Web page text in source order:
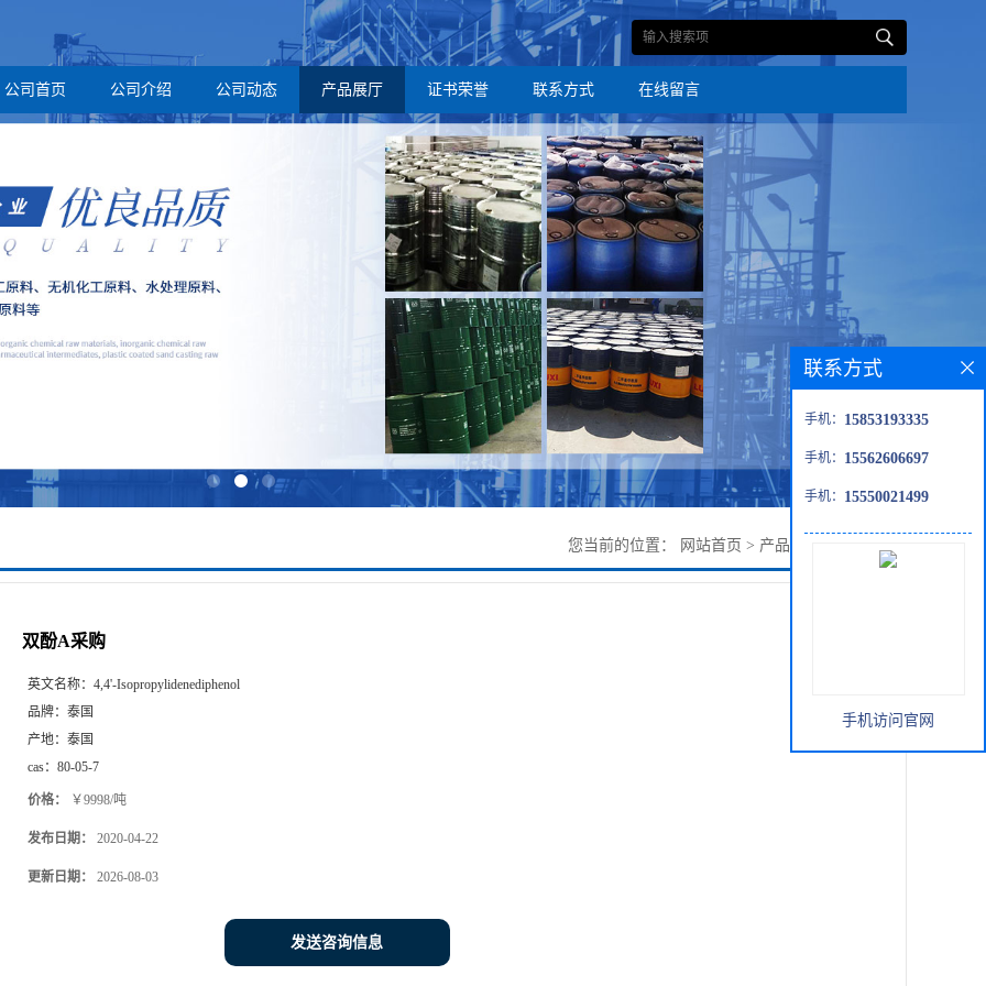
公司首页 公司介绍 公司动态 产品展厅 证书荣誉 联系方式 在线留言
您当前的位置： 网站首页 > 产品展厅
双酚A采购
英文名称： 4,4'-Isopropylidenediphenol
品牌： 泰国
产地： 泰国
cas： 80-05-7
价格： ￥9998/吨
发布日期： 2020-04-22
更新日期： 2026-08-03
发送咨询信息
联系方式
手机： 15853193335
手机： 15562606697
手机： 15550021499
手机访问官网